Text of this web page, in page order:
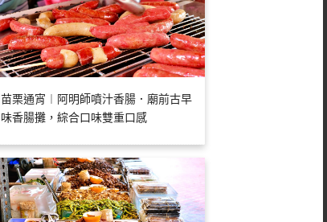
苗栗通宵︱阿明師噴汁香腸．廟前古早
味香腸攤，綜合口味雙重口感